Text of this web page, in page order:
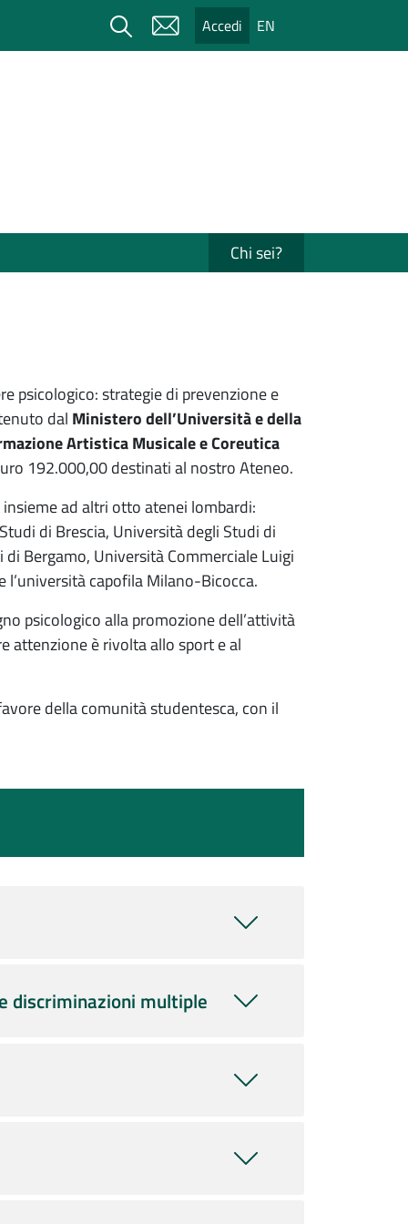
Cerca Accedi EN
Chi sei?
psicologico: strategie di prevenzione e
dal Ministero dell’Università e della
Artistica Musicale e Coreutica
192.000,00 destinati al nostro Ateneo.
ad altri otto atenei lombardi:
di Brescia, Università degli Studi di
Bergamo, Università Commerciale Luigi
e l’università capofila Milano-Bicocca.
psicologico alla promozione dell’attività
attenzione è rivolta allo sport e al
della comunità studentesca, con il
discriminazioni multiple